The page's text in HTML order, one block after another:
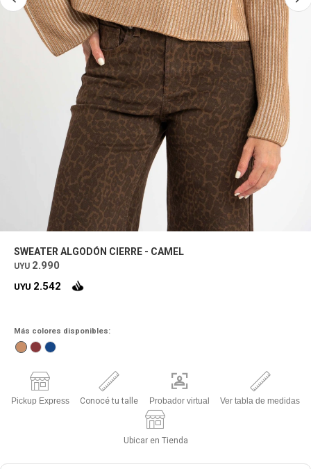
SWEATER ALGODÓN CIERRE - CAMEL
UYU 2.990
UYU 2.542
Más colores disponibles:
Pickup Express Conocé tu talle Probador virtual Ver tabla de medidas
Ubicar en Tienda